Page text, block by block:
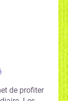
de profiter